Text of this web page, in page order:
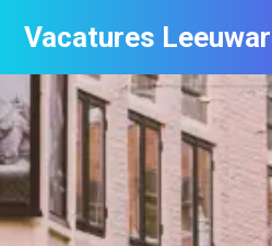
Vacatures
Vacatures per bedrijf
De populairste vacatures in
Nieuwsbrief feed